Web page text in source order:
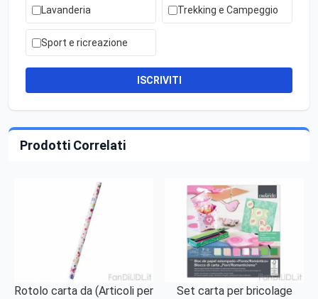
Lavanderia Trekking e Campeggio
Sport e ricreazione
ISCRIVITI
Prodotti Correlati
Rotolo carta da (Articoli per
Set carta per bricolage